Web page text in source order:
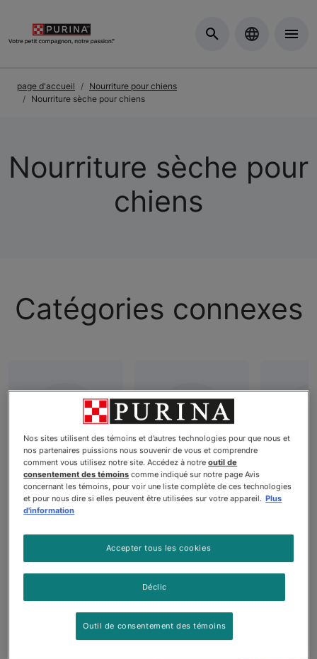
page d'accueil
Nourriture pour chiens
Nourriture sèche pour chiens
Nourriture sèche pour
chiens
Catégories connexes
Nourriture
pour chiens
Nourriture
humide pour
Produits
Nos sites utilisent des témoins et d’autres technologies pour que nous et
nos partenaires puissions nous souvenir de vous et comprendre
comment vous utilisez notre site. Accédez à notreoutil de
consentement des témoins comme indiqué sur notre page Avis
concernant les témoins, pour voir une liste complète de ces technologies
et pour nous dire si elles peuvent être utilisées sur votre appareil. Plus
d'information
Déclic
Accepter tous les cookies
Outil de consentement des témoins